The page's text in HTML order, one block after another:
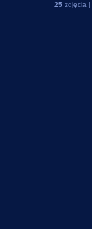
25zdjęcia |